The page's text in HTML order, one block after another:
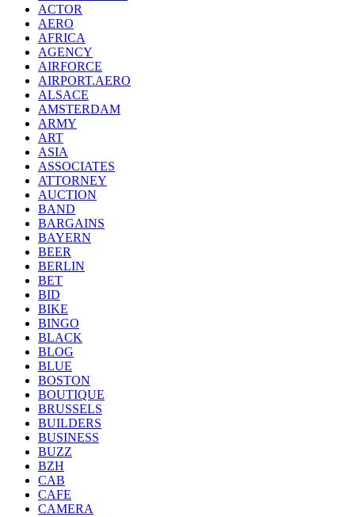
ACTOR
AERO
AFRICA
AGENCY
AIRFORCE
AIRPORT.AERO
ALSACE
AMSTERDAM
ARMY
ART
ASIA
ASSOCIATES
ATTORNEY
AUCTION
BAND
BARGAINS
BAYERN
BEER
BERLIN
BET
BID
BIKE
BINGO
BLACK
BLOG
BLUE
BOSTON
BOUTIQUE
BRUSSELS
BUILDERS
BUSINESS
BUZZ
BZH
CAB
CAFE
CAMERA